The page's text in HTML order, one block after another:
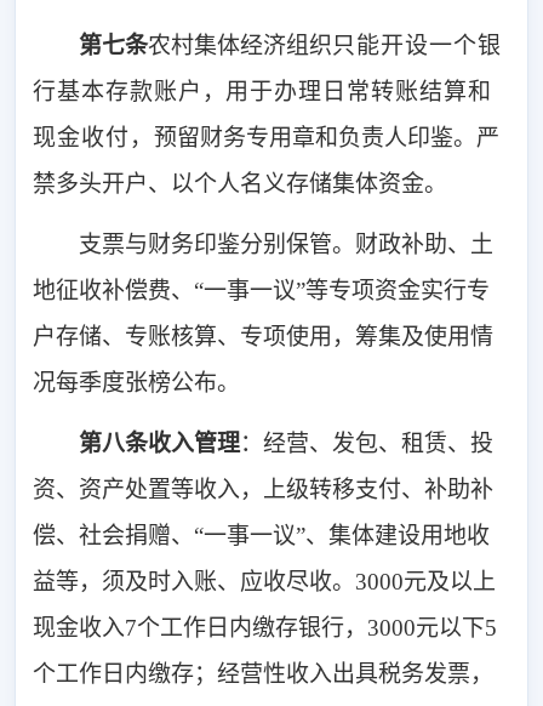
第七条农村集体经济组织 只能开设一个银
行基本存款账户 ， 用于办理日常转账结算和
现金收付， 预留财务专用章和负责人印鉴。严
禁多头开户、以个人名义存储集体资金。
支票与财务印鉴分别保管。财政补助、土
地征收补偿费、“一事一议”等专项资金实行专
户存储、专账核算、专项使用，筹集及使用情
况每季度张榜公布。
第八条收入管理：经营、发包、租赁、投
资、资产处置等收入，上级转移支付、补助补
偿、社会捐赠、“一事一议”、集体建设用地收
益等，须及时入账、应收尽收。3000元及以上
现金收入7个工作日内缴存银行，3000元以下5
个工作日内缴存；经营性收入出具税务发票，